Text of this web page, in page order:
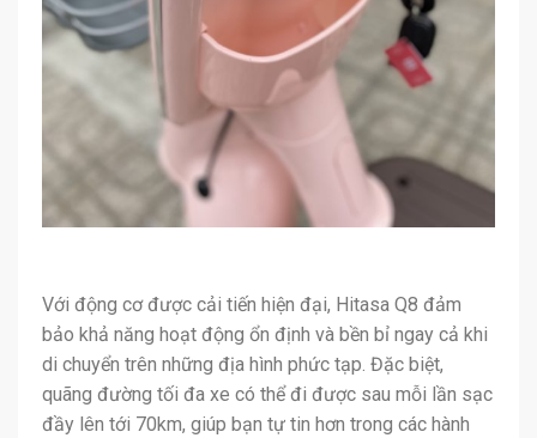
Với động cơ được cải tiến hiện đại, Hitasa Q8 đảm
bảo khả năng hoạt động ổn định và bền bỉ ngay cả khi
di chuyển trên những địa hình phức tạp. Đặc biệt,
quãng đường tối đa xe có thể đi được sau mỗi lần sạc
đầy lên tới 70km, giúp bạn tự tin hơn trong các hành